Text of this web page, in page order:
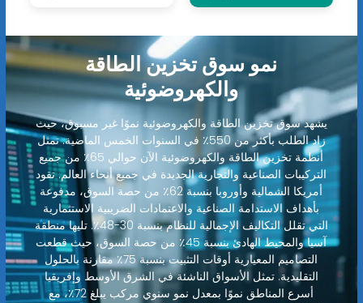
نمو سوق تخزين الطاقة
والكهروضوئية
يشهد سوق تخزين الطاقة والكهروضوئية نموًا غير مسبوق، حيث
زاد الطلب بأكثر من 550٪ في السنوات الخمس الماضية. تمثل
أنظمة تخزين الطاقة والكهروضوئية الآن حوالي 65٪ من جميع
التركيبات الصناعية والتجارية الجديدة في جميع أنحاء العالم. تقود
أمريكا الشمالية وأوروبا بنسبة 62٪ من حصة السوق، مدفوعة
بأهداف الاستدامة الصناعية والاعتمادات الضريبية الاستثمارية
التي تقلل التكاليف الإجمالية للنظام بنسبة 30-48٪. تليها منطقة
آسيا والمحيط الهادئ بنسبة 45٪ من حصة السوق، حيث قطعت
التصاميم المعيارية أوقات التثبيت بنسبة 75٪ مقارنة بالحلول
التقليدية. تمثل الأسواق الناشئة في الشرق الأوسط وإفريقيا
أسرع المناطق نموًا بمعدل نمو سنوي مركب يبلغ 72٪، مع